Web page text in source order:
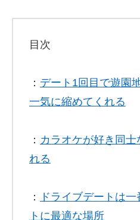
目次
： デート1回目で遊園
一気に縮めてくれる
： カラオケが好き同
れる
：
ドライブデートは
トに最適な場所